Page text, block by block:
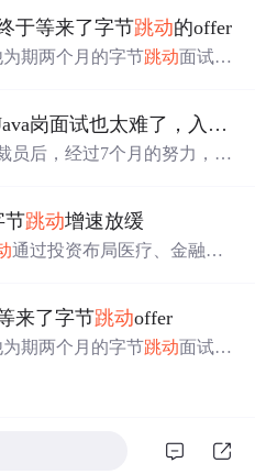
及学习交流群。
于等来了字节跳动的offer
期两个月的字节跳动面试经
奋战7个月拿下offer，Java岗面试也太难了，入职字节
员后，经过7个月的努力，成
试题、实战项目准备等内
问题和经验总结。
节跳动增速放缓
通过投资布局医疗、金融、
疗健康等方面的野心。尽管
缩，但投资动作不断，反映
来了字节跳动offer
期两个月的字节跳动面试经